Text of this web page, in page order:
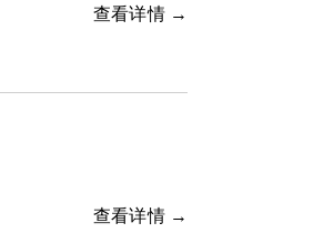
查看详情 →
查看详情 →